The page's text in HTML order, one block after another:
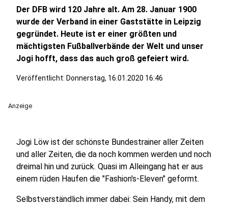
Der DFB wird 120 Jahre alt. Am 28. Januar 1900
wurde der Verband in einer Gaststätte in Leipzig
gegründet. Heute ist er einer größten und
mächtigsten Fußballverbände der Welt und unser
Jogi hofft, dass das auch groß gefeiert wird.
Veröffentlicht: Donnerstag, 16.01.2020 16:46
Anzeige
Jogi Löw ist der schönste Bundestrainer aller Zeiten
und aller Zeiten, die da noch kommen werden und noch
dreimal hin und zurück. Quasi im Alleingang hat er aus
einem rüden Haufen die "Fashion's-Eleven" geformt.
Selbstverständlich immer dabei: Sein Handy, mit dem